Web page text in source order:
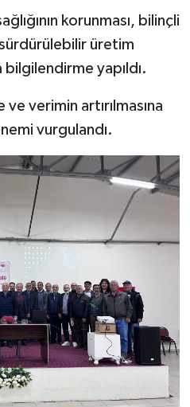
korunması, bilinçli
üretim
yapıldı.
verimin artırılmasına
vurgulandı.